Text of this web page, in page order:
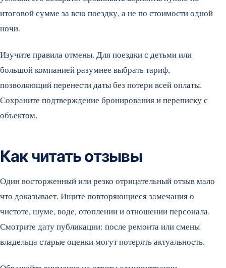
итоговой сумме за всю поездку, а не по стоимости одной
ночи.
Изучите правила отмены. Для поездки с детьми или
большой компанией разумнее выбрать тариф,
позволяющий перенести даты без потери всей оплаты.
Сохраните подтверждение бронирования и переписку с
объектом.
Как читать отзывы
Один восторженный или резко отрицательный отзыв мало
что доказывает. Ищите повторяющиеся замечания о
чистоте, шуме, воде, отоплении и отношении персонала.
Смотрите дату публикации: после ремонта или смены
владельца старые оценки могут потерять актуальность.